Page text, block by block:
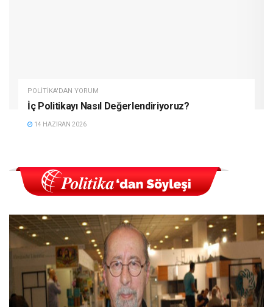
POLITIKA'DAN YORUM
İç Politikayı Nasıl Değerlendiriyoruz?
14 HAZIRAN 2026